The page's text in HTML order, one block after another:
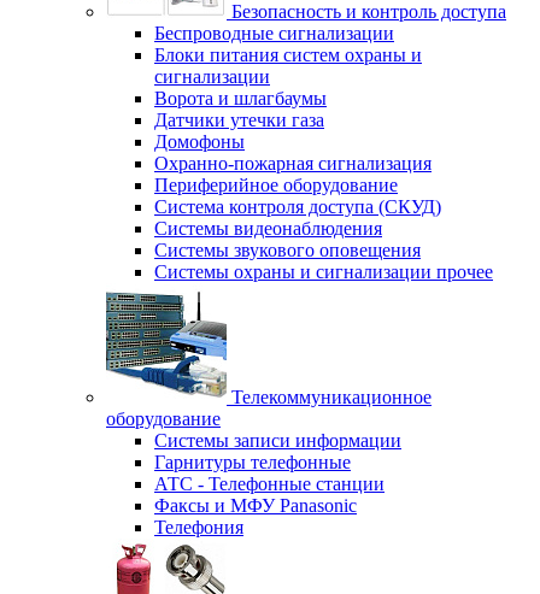
Безопасность и контроль доступа
Беспроводные сигнализации
Блоки питания систем охраны и
сигнализации
Ворота и шлагбаумы
Датчики утечки газа
Домофоны
Охранно-пожарная сигнализация
Периферийное оборудование
Система контроля доступа (СКУД)
Системы видеонаблюдения
Системы звукового оповещения
Системы охраны и сигнализации прочее
Телекоммуникационное
оборудование
Системы записи информации
Гарнитуры телефонные
АТС - Телефонные станции
Факсы и МФУ Panasonic
Телефония